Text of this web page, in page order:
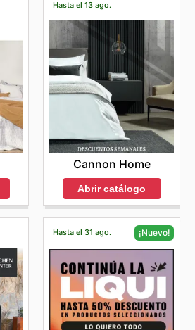
Hasta el 13 ago.
Cannon Home
Abrir catálogo
Hasta el 31 ago. ¡Nuevo!